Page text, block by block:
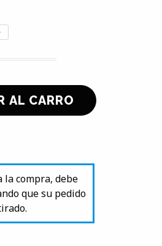
la compra, debe
que su pedido